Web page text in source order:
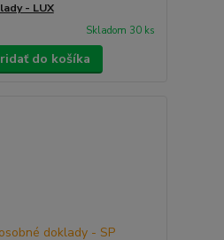
- LUX
Skladom 30 ks
do košíka